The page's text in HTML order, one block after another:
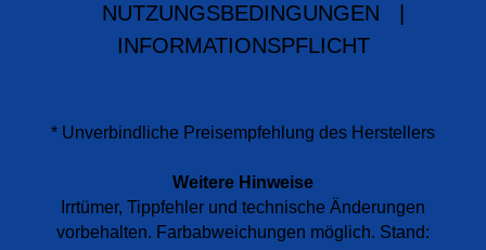
NUTZUNGSBEDINGUNGEN
INFORMATIONSPFLICHT
* Unverbindliche Preisempfehlung des Herstellers
Weitere Hinweise
Irrtümer, Tippfehler und technische Änderungen
vorbehalten. Farbabweichungen möglich. Stand: